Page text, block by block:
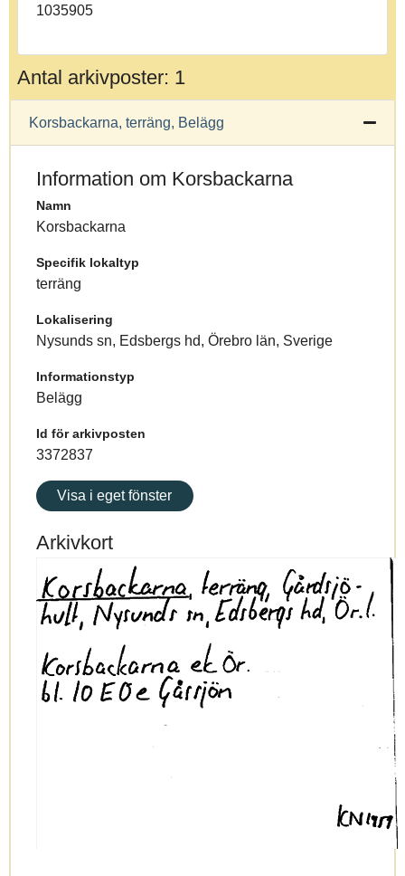
1035905
Antal arkivposter: 1
Korsbackarna, terräng, Belägg
Information om Korsbackarna
Namn
Korsbackarna
Specifik lokaltyp
terräng
Lokalisering
Nysunds sn, Edsbergs hd, Örebro län, Sverige
Informationstyp
Belägg
Id för arkivposten
3372837
Visa i eget fönster
Arkivkort